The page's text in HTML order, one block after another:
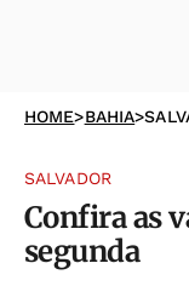
HOME>BAHIA>
SALVADOR
Confira as
segunda